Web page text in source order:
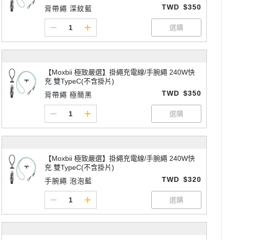
背帶繩 深紋藍
TWD $350
【Moxbii 極致嚴選】掛繩充電線/手腕繩 240W快
充 雙TypeC(不含掛片)
背帶繩 極簡黑
TWD $350
【Moxbii 極致嚴選】掛繩充電線/手腕繩 240W快
充 雙TypeC(不含掛片)
手腕繩 泡泡藍
TWD $320